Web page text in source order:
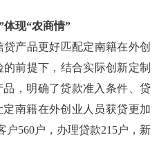
体现“农商情”
产品更好匹配定南籍在外创
前提下，结合实际创新定制
，明确了贷款准入条件、贷
南籍在外创业人员获贷更加
户560户，办理贷款215户，新